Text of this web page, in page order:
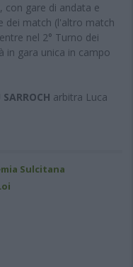
, con gare di andata e
dei match (l'altro match
nel 2° Turno dei
in gara unica in campo
arbitra Luca
Sulcitana